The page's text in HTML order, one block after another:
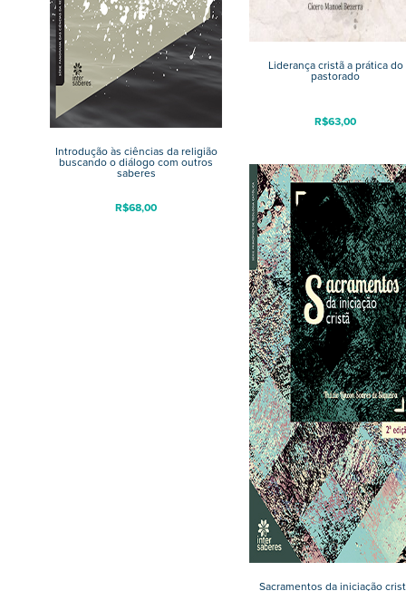
Liderança cristã a prática do
pastorado
R$63,00
Introdução às ciências da religião
buscando o diálogo com outros
saberes
R$68,00
Sacramentos da iniciação